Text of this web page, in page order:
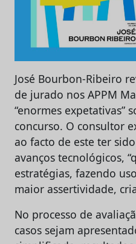
José Bourbon-Ribeiro
de jurado nos APPM
“enormes expetativas”
concurso. O consultor
ao facto de este ter
avanços tecnológicos,
estratégias, fazendo
maior assertividade,
No processo de
casos sejam